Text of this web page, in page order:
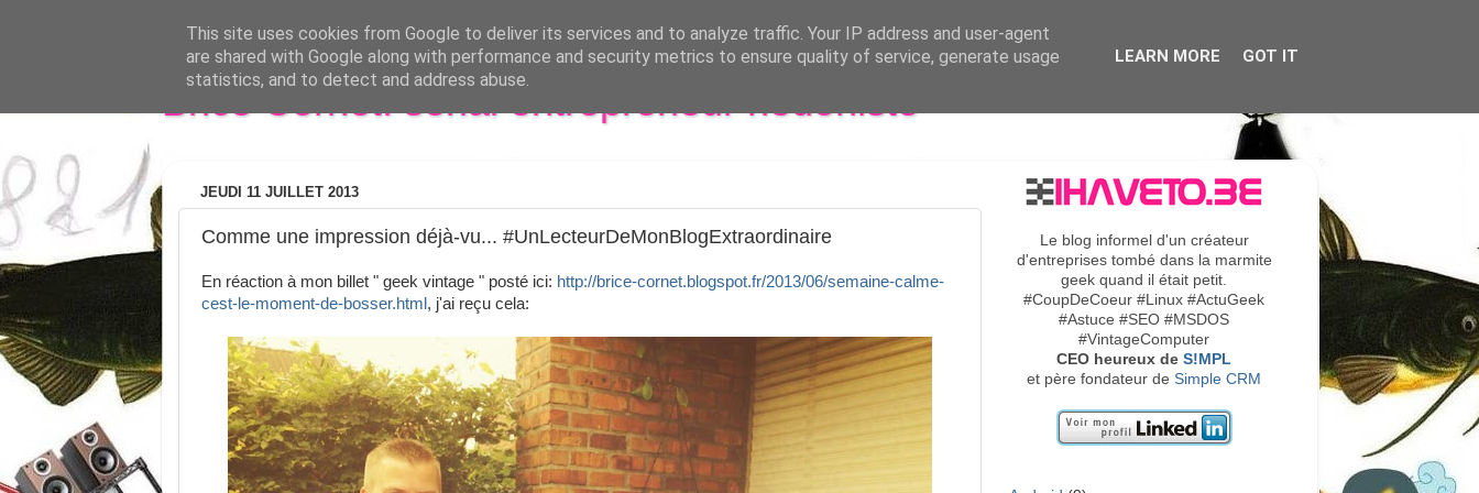
Brice Cornet: serial entrepreneur hédoniste
JEUDI 11 JUILLET 2013
Comme une impression déjà-vu... #UnLecteurDeMonBlogExtraordinaire
En réaction à mon billet " geek vintage " posté ici: http://brice-cornet.blogspot.fr/2013/06/semaine-calme-
cest-le-moment-de-bosser.html , j'ai reçu cela:
Le blog informel d'un créateur
d'entreprises tombé dans la marmite
geek quand il était petit.
#CoupDeCoeur #Linux #ActuGeek
#Astuce #SEO #MSDOS
#VintageComputer
CEO heureux de S!MPL
et père fondateur de Simple CRM
This site uses cookies from Google to deliver its services and to analyze traffic. Your IP address and user-agent
are shared with Google along with performance and security metrics to ensure quality of service, generate usage
statistics, and to detect and address abuse.
LEARN MORE GOT IT